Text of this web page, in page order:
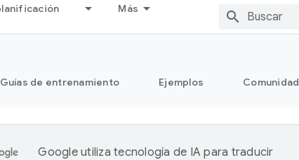
Más
Guías de entrenamiento Ejemplos Comunidad
Google utiliza tecnología de IA para traducir